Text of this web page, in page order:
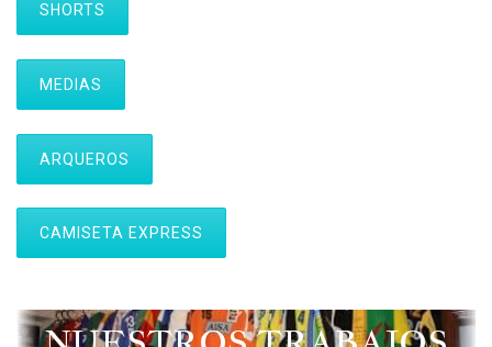
SHORTS
MEDIAS
ARQUEROS
CAMISETA EXPRESS